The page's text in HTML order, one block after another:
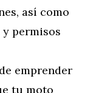
así como
permisos
emprender
tu moto